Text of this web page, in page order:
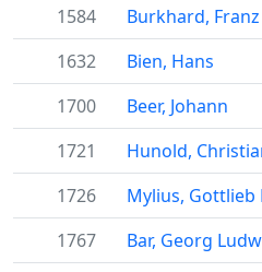
1584
Burkhard, Franz
1632
Bien, Hans
1700
Beer, Johann
1721
Hunold,
1726
Mylius, Gottlieb
1767
Bar, Georg